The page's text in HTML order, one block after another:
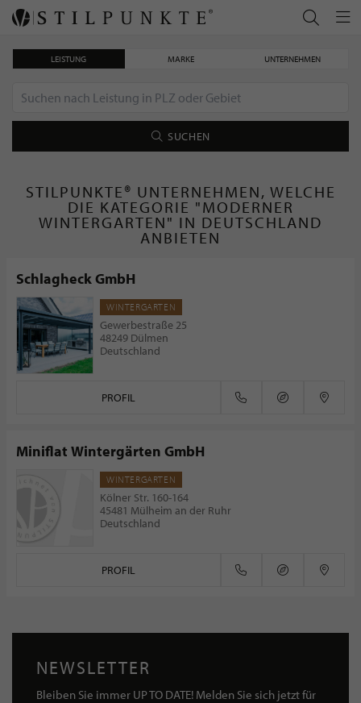
LEISTUNG MARKE UNTERNEHMEN
SUCHEN
STILPUNKTE® UNTERNEHMEN, WELCHE
DIE KATEGORIE "MODERNER
WINTERGARTEN" IN DEUTSCHLAND
ANBIETEN
Schlagheck GmbH
WINTERGARTEN
Gewerbestraße 25
48249 Dülmen
Deutschland
PROFIL
Miniflat Wintergärten GmbH
WINTERGARTEN
Kölner Str. 160-164
45481 Mülheim an der Ruhr
Deutschland
PROFIL
NEWSLETTER
Bleiben Sie immer UP TO DATE! Melden Sie sich jetzt für